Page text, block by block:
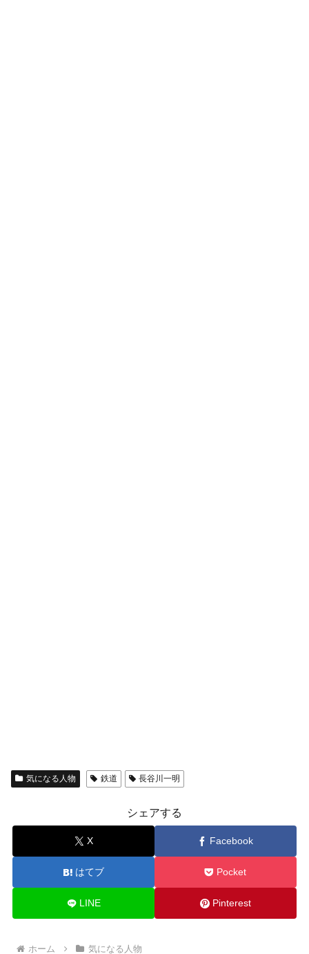
気になる人物 鉄道 長谷川一明
シェアする
X Facebook
はてブ Pocket
LINE Pinterest
ホーム 気になる人物